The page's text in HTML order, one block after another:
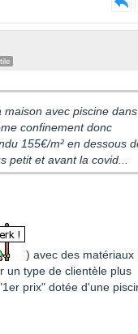
avec piscine dans
confinement donc
155€/m² en dessous
petit et avant la covid...
) avec des matériaux
un type de clientèle plus
prix" dotée d'une